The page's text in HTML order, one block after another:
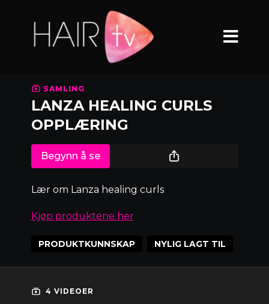
SAMLING
LANZA HEALING CURLS
OPPLÆRING
Begynn å se
Lær om Lanza healing curls
Kjøp produktene her
PRODUKTKUNNSKAP NYLIG LAGT TIL
4 VIDEOER